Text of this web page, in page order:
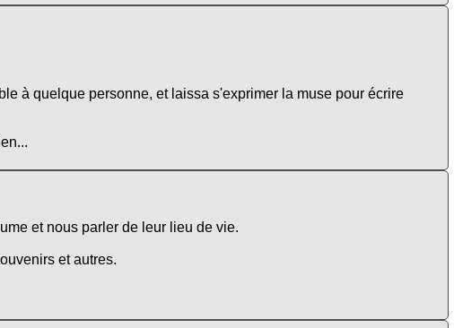
à quelque personne, et laissa s'exprimer la muse pour écrire
et nous parler de leur lieu de vie.
et autres.